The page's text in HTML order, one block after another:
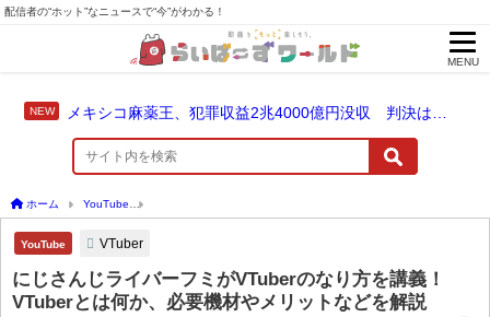
配信者の“ホット”なニュースで“今”がわかる！
MENU
ホーム YouTube
YouTube VTuber
にじさんじライバーフミがVTuberのなり方を講義！
VTuberとは何か、必要機材やメリットなどを解説